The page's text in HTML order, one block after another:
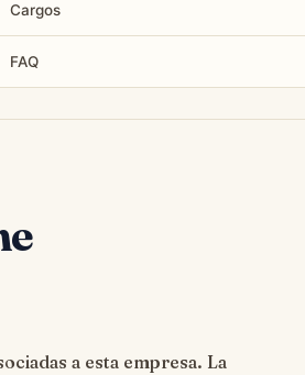
Cargos
FAQ
a esta empresa. La